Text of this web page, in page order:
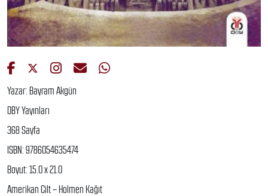
Yazar: Bayram Akgün
DBY Yayınları
368 Sayfa
ISBN: 9786054635474
Boyut: 15.0 x 21.0
Amerikan Cilt – Holmen Kağıt